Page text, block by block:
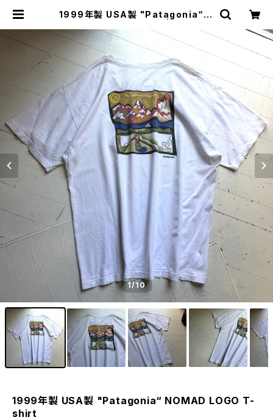
1999年製 USA製 "Patagonia“ N
AL
1/10
1999年製 USA製 "Patagonia“ NOMAD LOGO T-
shirt